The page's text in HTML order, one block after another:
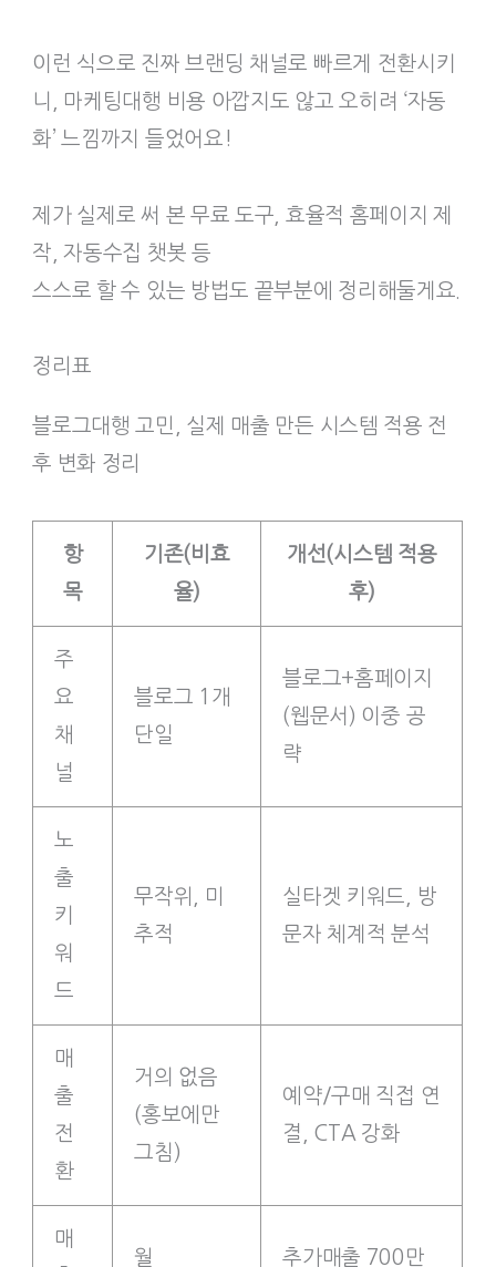
이런 식으로 진짜 브랜딩 채널로 빠르게 전환시키
니, 마케팅대행 비용 아깝지도 않고 오히려 ‘자동
화’ 느낌까지 들었어요!
제가 실제로 써 본 무료 도구, 효율적 홈페이지 제
작, 자동수집 챗봇 등
스스로 할 수 있는 방법도 끝부분에 정리해둘게요.
정리표
블로그대행 고민, 실제 매출 만든 시스템 적용 전
후 변화 정리
항
목
기존(비효
율)
개선(시스템 적용
후)
주
요
채
널
블로그 1개
단일
블로그+홈페이지
(웹문서) 이중 공
략
노
출
키
워
드
무작위, 미
추적
실타겟 키워드, 방
문자 체계적 분석
매
출
전
환
거의 없음
(홍보에만
그침)
예약/구매 직접 연
결, CTA 강화
매
월 추가매출 700만